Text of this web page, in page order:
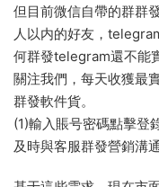
但目前微信自帶的群群
人以内的好友，
何群發telegram還不能
關注我們，每天收獲最
群發軟件貨。
(1)輸入賬号密碼點擊登
及時與客服群發營銷溝通